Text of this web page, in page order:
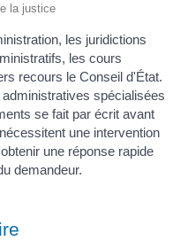
la justice
les juridictions
les cours
recours le Conseil d'État.
spécialisées
se fait par écrit avant
une intervention
une réponse rapide
demandeur.